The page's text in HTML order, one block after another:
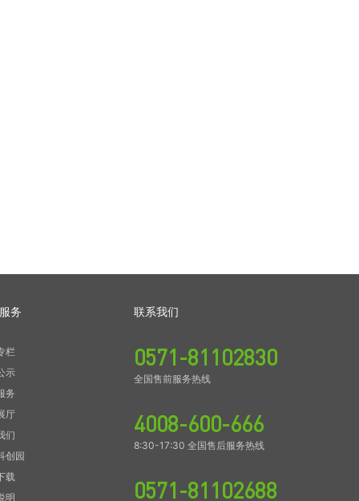
务
栏
示
务
厅
们
创园
载
明
联系我们
0571-81102830
全国售前服务热线
4008-600-666
8:30-17:30 全国售后服务热线
0571-81102688